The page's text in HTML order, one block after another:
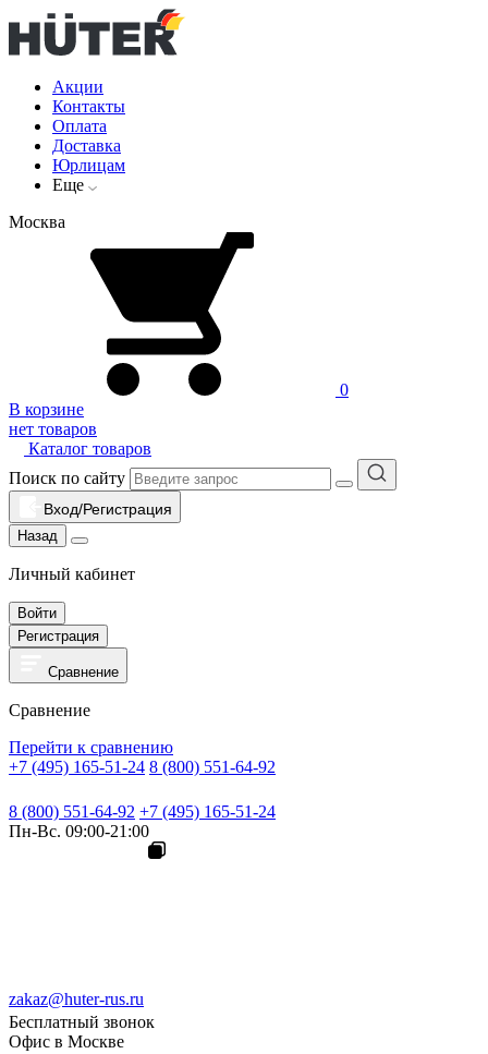
Акции
Контакты
Оплата
Доставка
Юрлицам
Еще
Москва
0
В корзине
нет товаров
Каталог товаров
Поиск по сайту
Вход/Регистрация
Назад
Личный кабинет
Войти
Регистрация
Сравнение
Сравнение
Перейти к сравнению
+7 (495) 165-51-24 8 (800) 551-64-92
8 (800) 551-64-92 +7 (495) 165-51-24
Пн-Вс. 09:00-21:00
zakaz@huter-rus.ru
Бесплатный звонок
Офис в Москве